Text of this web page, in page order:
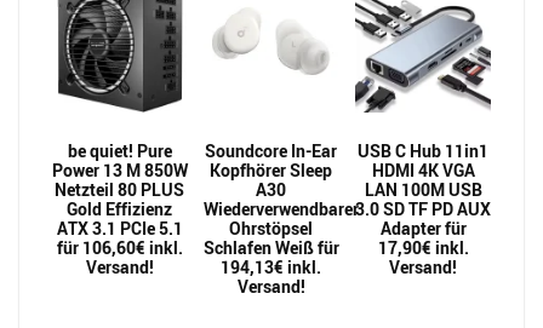
be quiet! Pure
Power 13 M 850W
Netzteil 80 PLUS
Gold Effizienz
ATX 3.1 PCIe 5.1
für 106,60€ inkl.
Versand!
Soundcore In-Ear
Kopfhörer Sleep
A30
Wiederverwendbarer
Ohrstöpsel
Schlafen Weiß für
194,13€ inkl.
Versand!
USB C Hub 11in1
HDMI 4K VGA
LAN 100M USB
3.0 SD TF PD AUX
Adapter für
17,90€ inkl.
Versand!